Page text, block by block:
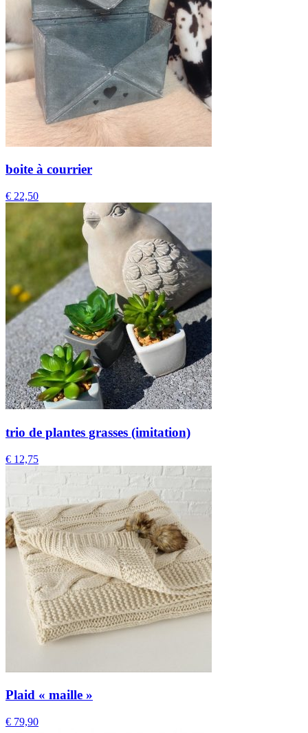
boite à courrier
€ 22,50
trio de plantes grasses (imitation)
€ 12,75
Plaid « maille »
€ 79,90